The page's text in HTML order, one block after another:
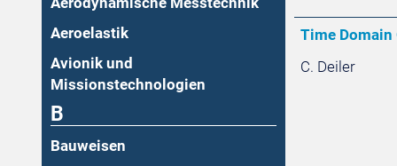
Aeroelastik
Avionik und
Missionstechnologien
B
Bauweisen
Time
C. Deiler